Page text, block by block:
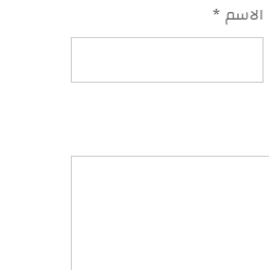
الاسم*